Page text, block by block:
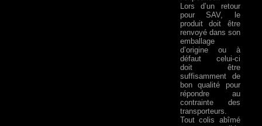
Lors d’un retour
pour SAV, le
produit doit être
renvoyé dans son
emballage
d’origine ou à
défaut celui-ci
doit être
suffisamment de
bon qualité pour
répondre au
contrainte des
transporteurs.
Tout colis abîmé